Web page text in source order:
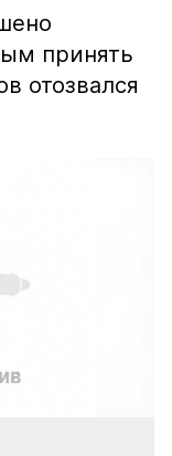
принять
отозвался